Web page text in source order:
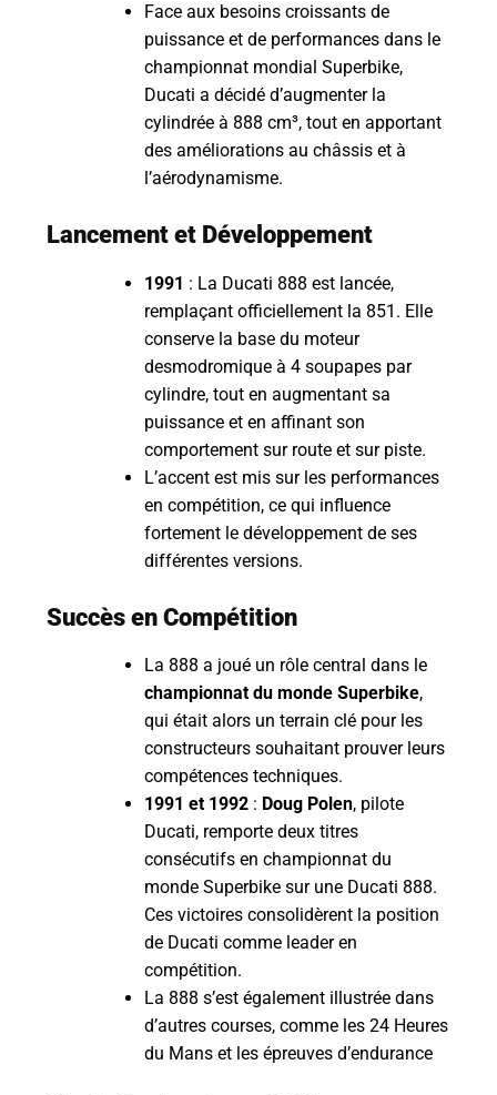
Face aux besoins croissants de
puissance et de performances dans le
championnat mondial Superbike,
Ducati a décidé d’augmenter la
cylindrée à 888 cm³, tout en apportant
des améliorations au châssis et à
l’aérodynamisme.
Lancement et Développement
1991 : La Ducati 888 est lancée,
remplaçant officiellement la 851. Elle
conserve la base du moteur
desmodromique à 4 soupapes par
cylindre, tout en augmentant sa
puissance et en affinant son
comportement sur route et sur piste.
L’accent est mis sur les performances
en compétition, ce qui influence
fortement le développement de ses
différentes versions.
Succès en Compétition
La 888 a joué un rôle central dans le
championnat du monde Superbike,
qui était alors un terrain clé pour les
constructeurs souhaitant prouver leurs
compétences techniques.
1991 et 1992 : Doug Polen, pilote
Ducati, remporte deux titres
consécutifs en championnat du
monde Superbike sur une Ducati 888.
Ces victoires consolidèrent la position
de Ducati comme leader en
compétition.
La 888 s’est également illustrée dans
d’autres courses, comme les 24 Heures
du Mans et les épreuves d’endurance